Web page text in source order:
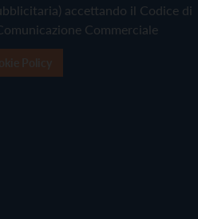
accettando il Codice di
Commerciale